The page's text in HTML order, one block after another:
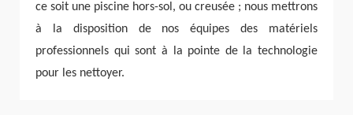
ce soit une piscine hors-sol, ou creusée ; nous mettrons
à la disposition de nos équipes des matériels
professionnels qui sont à la pointe de la technologie
pour les nettoyer.